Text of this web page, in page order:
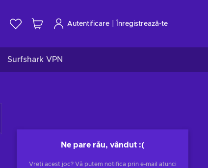
Autentificare Înregistrează-te
Surfshark VPN
Ne pare rău, vândut :(
Vreți acest joc? Vă putem notifica prin e-mail atunci